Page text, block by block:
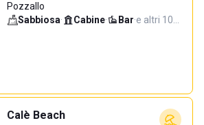
Pozzallo
Sabbiosa· Cabine· Bar·e altri 10…
Calè Beach